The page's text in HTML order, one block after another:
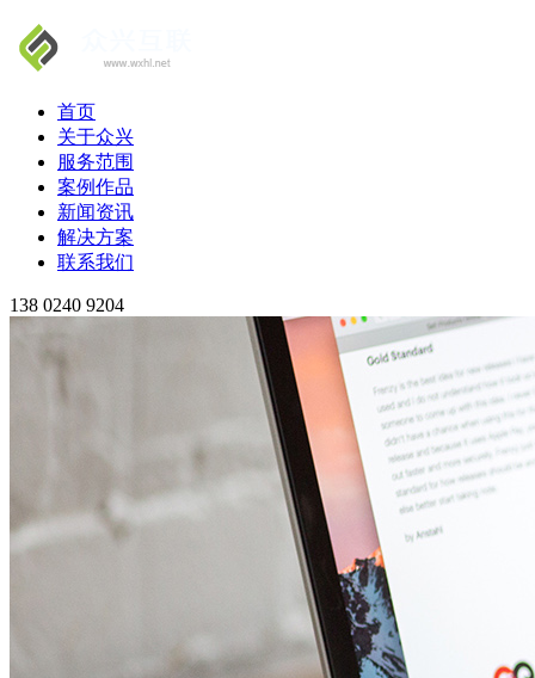
首页
关于众兴
服务范围
案例作品
新闻资讯
解决方案
联系我们
138 0240 9204